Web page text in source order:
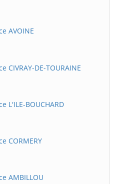
AVOINE
DE-TOURAINE
L'ILE-BOUCHARD
CORMERY
AMBILLOU